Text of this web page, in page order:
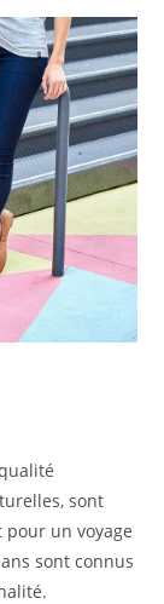
sont
un voyage
sont connus